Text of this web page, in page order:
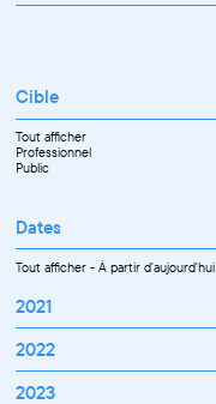
Cible
Tout afficher
Professionnel
Public
Dates
Tout afficher-À partir d'aujourd'hui
2021
Septembre
Octobre
Novembre
Décembre
2022
Janvier
2023